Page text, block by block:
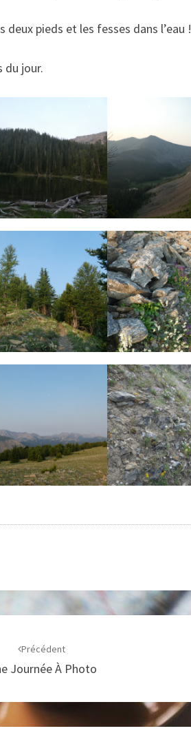
deux pieds et les fesses dans l’eau !
du jour.
Précédent
Journée À Photo